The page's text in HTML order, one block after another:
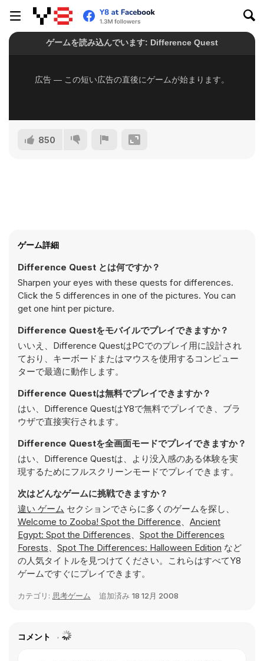
850
ゲーム詳細
Difference Quest とは何ですか？
Sharpen your eyes with these quests for differences.
Click the 5 differences in one of the pictures. You can
get one hint per picture.
Difference Questをモバイルでプレイできますか？
いいえ、Difference QuestはPCでのプレイ用に設計され
ており、キーボードまたはマウスを使用するコンピュー
ターで最適に動作します。
Difference Questは無料でプレイできますか？
はい、Difference QuestはY8で無料でプレイでき、ブラ
ウザで直接実行されます。
Difference Questを全画面モードでプレイできますか？
はい、Difference Questは、より没入感のある体験を実
現するためにフルスクリーンモードでプレイできます。
次はどんなゲームに挑戦できますか？
違い ゲーム セクションでさらに多くのゲームを探し、
Welcome to Zooba! Spot the Difference、 Ancient
Egypt: Spot the Differences、 Spot the Differences
Forests、 Spot The Differences: Halloween Edition など
の人気タイトルを見つけてください。これらはすべてY8
ゲームですぐにプレイできます。
カテゴリ: 思考ゲーム 追加済み 18 12月 2008
コメント